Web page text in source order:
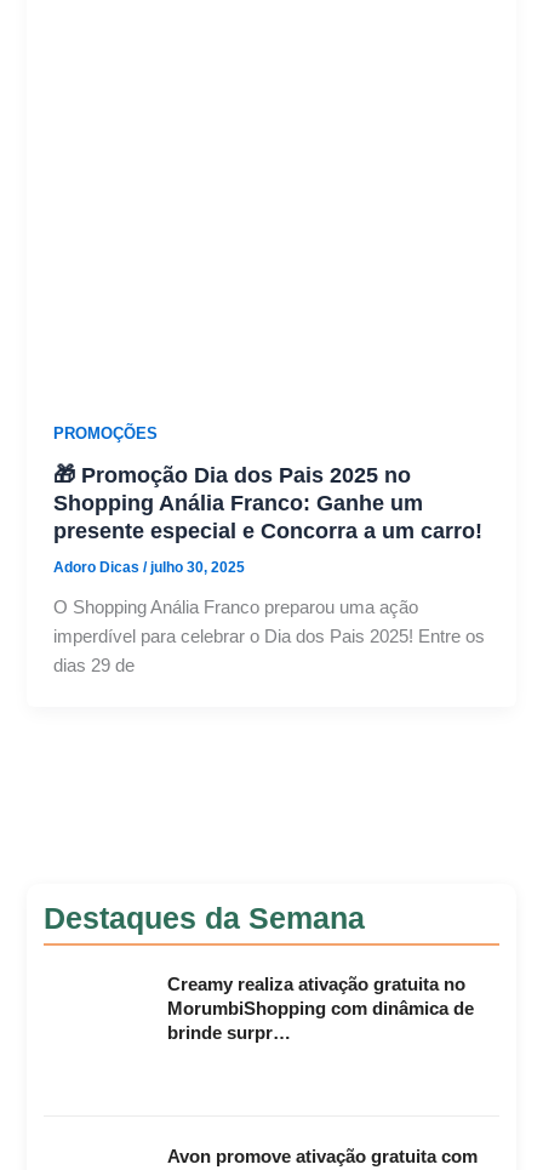
PROMOÇÕES
🎁 Promoção Dia dos Pais 2025 no
Shopping Anália Franco: Ganhe um
presente especial e Concorra a um carro!
Adoro Dicas/julho 30, 2025
O Shopping Anália Franco preparou uma ação
imperdível para celebrar o Dia dos Pais 2025! Entre os
dias 29 de
Destaques da Semana
Creamy realiza ativação gratuita no
MorumbiShopping com dinâmica de
brinde surpr…
Avon promove ativação gratuita com